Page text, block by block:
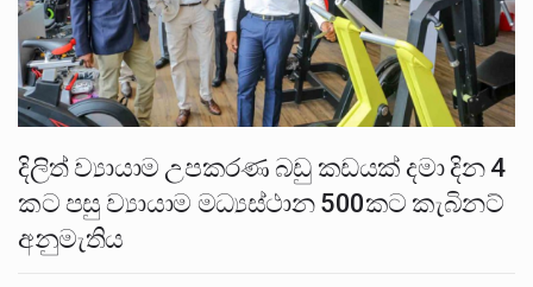
දිලිත් ව්‍යායාම උපකරණ බඩු කඩයක් දමා දින 4
කට පසු ව්‍යායාම මධ්‍යස්ථාන 500කට කැබිනට්
අනුමැතිය